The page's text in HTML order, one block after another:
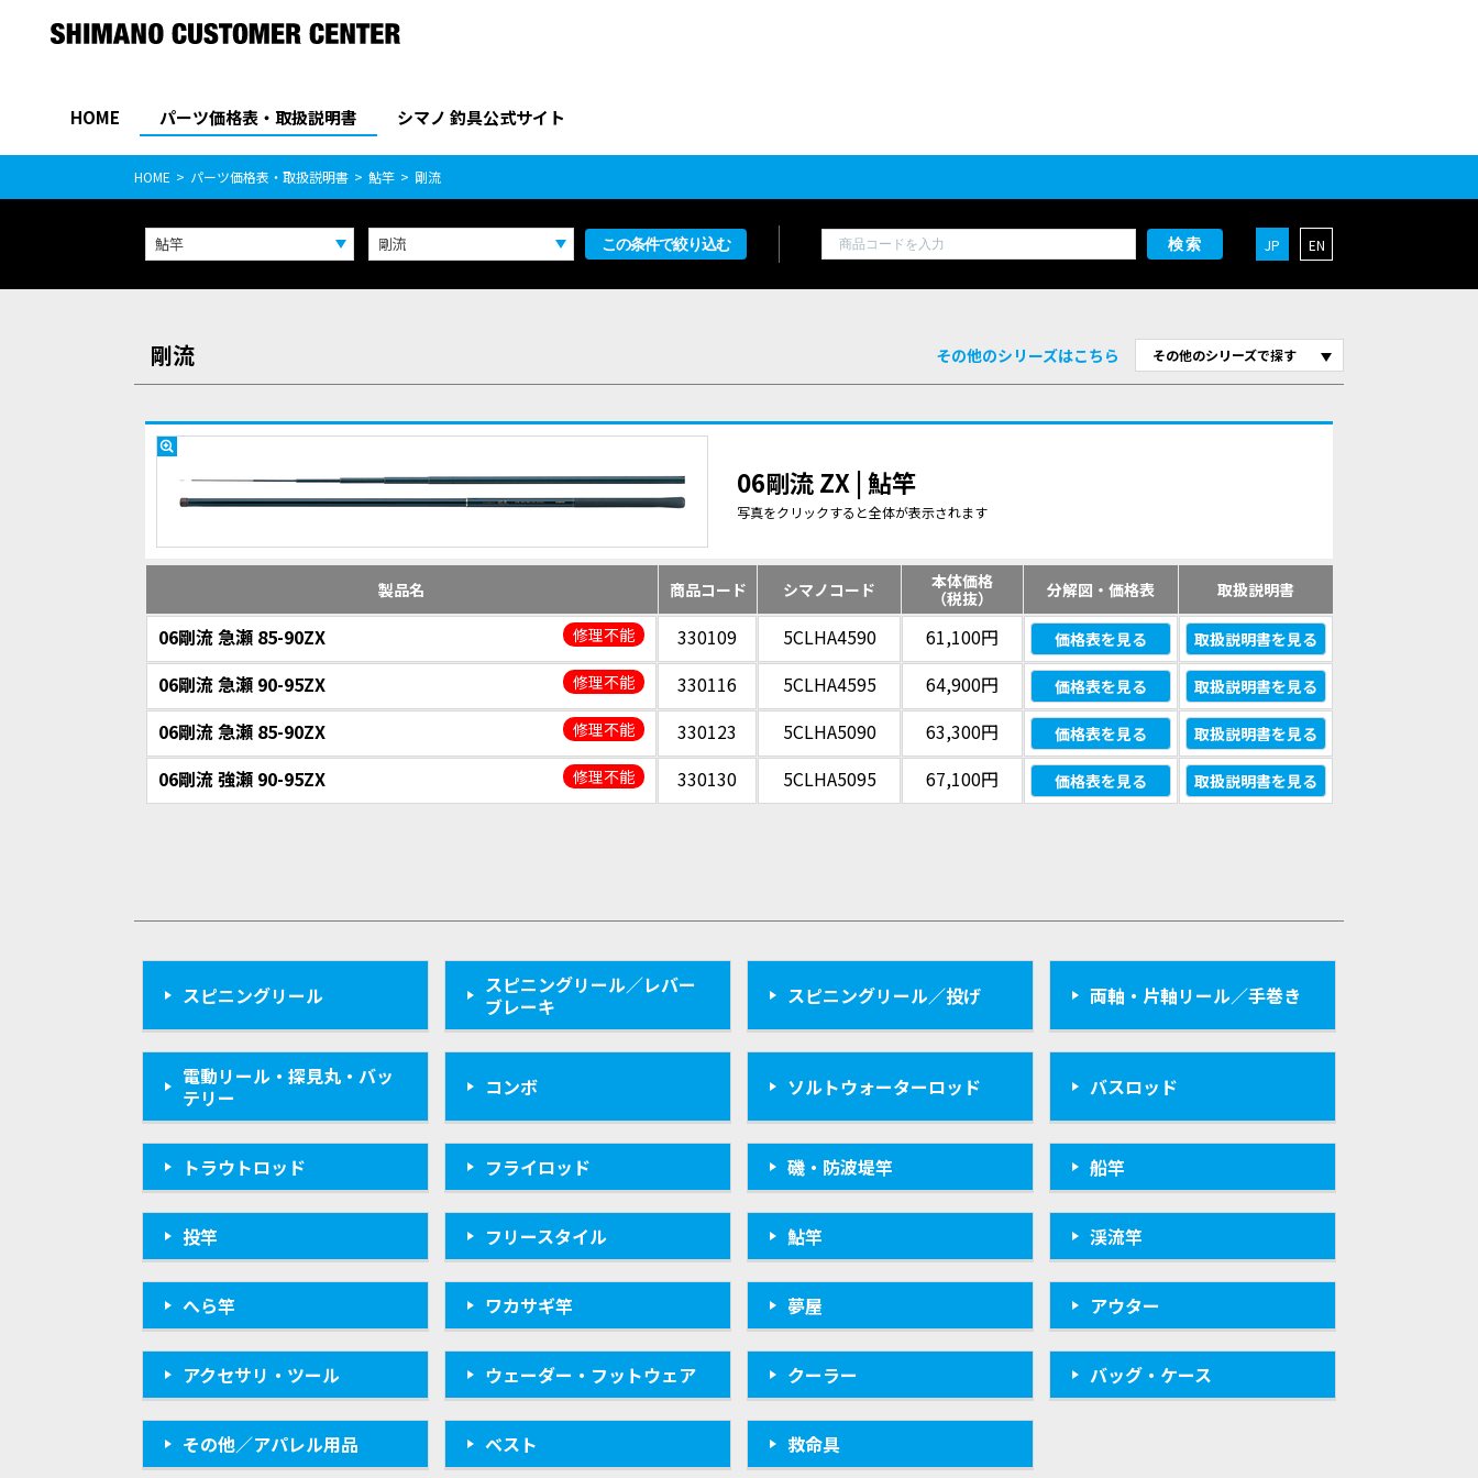
HOME パーツ価格表・取扱説明書 シマノ 釣具公式サイト
パーツ価格表
PARTS LIST
HOME パーツ価格表・取扱説明書 鮎竿 剛流
鮎竿 剛流 この条件で絞り込む 検索 JP EN
その他のシリーズはこちら その他のシリーズで探す
剛流
06剛流 ZX | 鮎竿
写真をクリックすると全体が表示されます
製品名 商品コード シマノコード
本体価格
（税抜）
分解図・価格表 取扱説明書
06剛流 急瀬 85-90ZX 修理不能 330109 5CLHA4590 61,100円 価格表を見る 取扱説明書を見る
06剛流 急瀬 90-95ZX 修理不能 330116 5CLHA4595 64,900円 価格表を見る 取扱説明書を見る
06剛流 急瀬 85-90ZX 修理不能 330123 5CLHA5090 63,300円 価格表を見る 取扱説明書を見る
06剛流 強瀬 90-95ZX 修理不能 330130 5CLHA5095 67,100円 価格表を見る 取扱説明書を見る
スピニングリール
スピニングリール／レバー
ブレーキ
スピニングリール／投げ 両軸・片軸リール／手巻き
電動リール・探見丸・バッ
テリー
コンボ ソルトウォーターロッド バスロッド
トラウトロッド フライロッド 磯・防波堤竿 船竿
投竿 フリースタイル 鮎竿 渓流竿
へら竿 ワカサギ竿 夢屋 アウター
アクセサリ・ツール ウェーダー・フットウェア クーラー バッグ・ケース
その他／アパレル用品 ベスト 救命具